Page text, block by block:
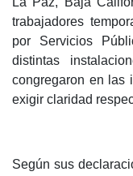
trabajadores
por Servicios
distintas
congregaron en las
exigir claridad
Según sus